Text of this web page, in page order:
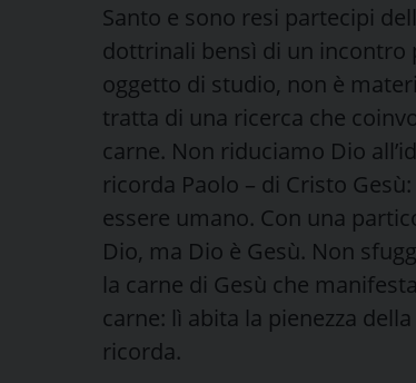
Santo e sono resi partecipi
dottrinali bensì di un incontro
oggetto di studio, non è
tratta di una ricerca che
carne. Non riduciamo Dio
ricorda Paolo – di Cristo
essere umano. Con una
Dio, ma Dio è Gesù. Non
la carne di Gesù che
carne: lì abita la pienezza
ricorda.